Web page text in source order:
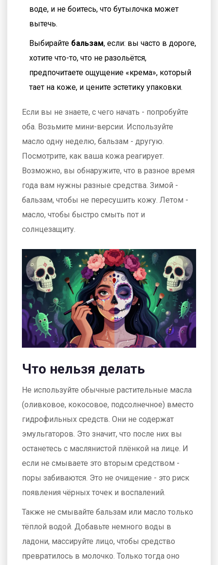
воде, и не боитесь, что бутылочка может
вытечь.
Выбирайте бальзам, если: вы часто в дороге,
хотите что-то, что не разольётся,
предпочитаете ощущение «крема», который
тает на коже, и цените эстетику упаковки.
Если вы не знаете, с чего начать - попробуйте
оба. Возьмите мини-версии. Используйте
масло одну неделю, бальзам - другую.
Посмотрите, как ваша кожа реагирует.
Возможно, вы обнаружите, что в разное время
года вам нужны разные средства. Зимой -
бальзам, чтобы не пересушить кожу. Летом -
масло, чтобы быстро смыть пот и
солнцезащиту.
Что нельзя делать
Не используйте обычные растительные масла
(оливковое, кокосовое, подсолнечное) вместо
гидрофильных средств. Они не содержат
эмульгаторов. Это значит, что после них вы
останетесь с маслянистой плёнкой на лице. И
если не смываете это вторым средством -
поры забиваются. Это не очищение - это риск
появления чёрных точек и воспалений.
Также не смывайте бальзам или масло только
тёплой водой. Добавьте немного воды в
ладони, массируйте лицо, чтобы средство
превратилось в молочко. Только тогда оно